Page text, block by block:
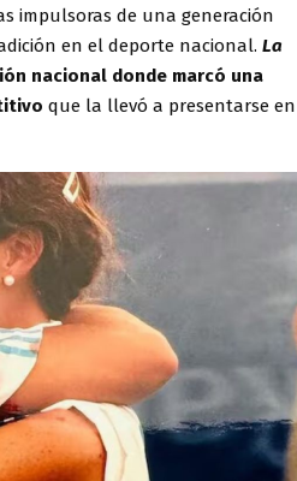
impulsoras de una generación
en el deporte nacional. La
nacional donde marcó una
que la llevó a presentarse en